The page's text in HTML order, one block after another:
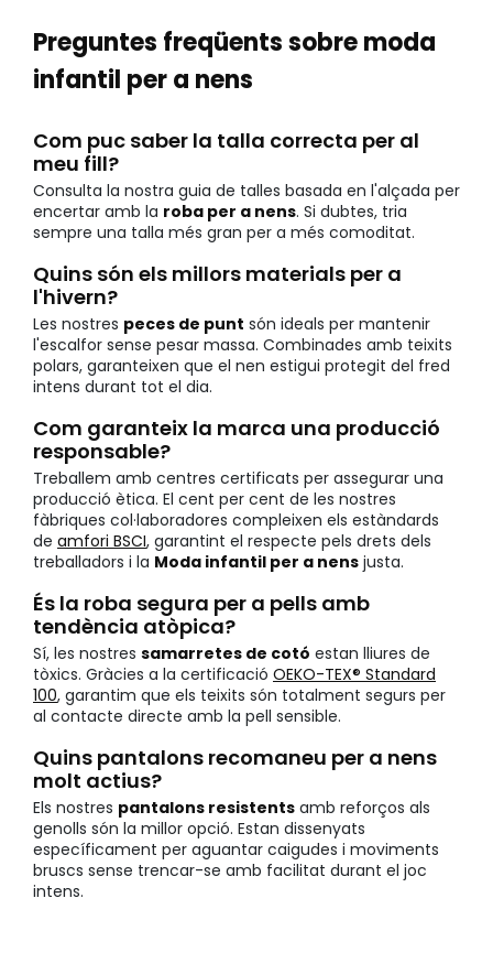
Preguntes freqüents sobre moda
infantil per a nens
Com puc saber la talla correcta per al
meu fill?
Consulta la nostra guia de talles basada en l'alçada per
encertar amb la roba per a nens. Si dubtes, tria
sempre una talla més gran per a més comoditat.
Quins són els millors materials per a
l'hivern?
Les nostres peces de punt són ideals per mantenir
l'escalfor sense pesar massa. Combinades amb teixits
polars, garanteixen que el nen estigui protegit del fred
intens durant tot el dia.
Com garanteix la marca una producció
responsable?
Treballem amb centres certificats per assegurar una
producció ètica. El cent per cent de les nostres
fàbriques col·laboradores compleixen els estàndards
de amfori BSCI, garantint el respecte pels drets dels
treballadors i la Moda infantil per a nens justa.
És la roba segura per a pells amb
tendència atòpica?
Sí, les nostres samarretes de cotó estan lliures de
tòxics. Gràcies a la certificació OEKO-TEX® Standard
100, garantim que els teixits són totalment segurs per
al contacte directe amb la pell sensible.
Quins pantalons recomaneu per a nens
molt actius?
Els nostres pantalons resistents amb reforços als
genolls són la millor opció. Estan dissenyats
específicament per aguantar caigudes i moviments
bruscs sense trencar-se amb facilitat durant el joc
intens.